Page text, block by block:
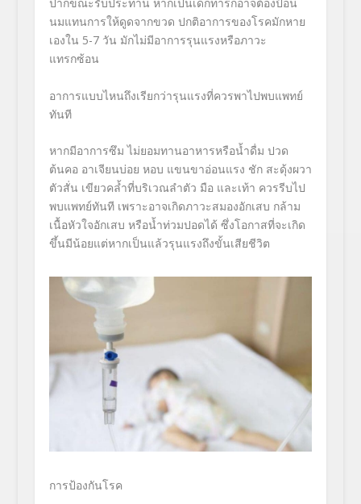
นมแทนการให้ดูดจากขวด ปกติอาการของโรคมักหาย
เองใน 5-7 วัน มักไม่มีอาการรุนแรงหรือภาวะ
แทรกซ้อน
อาการแบบไหนถึงเรียกว่ารุนแรงที่ควรพาไปพบแพทย์
ทันที
หากมีอาการซึม ไม่ยอมทานอาหารหรือนํ้าดื่ม ปวด
ต้นคอ อาเจียนบ่อย หอบ แขนขาอ่อนแรง ชัก สะดุ้งผวา
ตัวสั่น เขียวคล้ำที่บริเวณลำตัว มือ และเท้า ควรรีบไป
พบแพทย์ทันที เพราะอาจเกิดภาวะสมองอักเสบ กล้าม
เนื้อหัวใจอักเสบ หรือนํ้าท่วมปอดได้ ซึ่งโอกาสที่จะเกิด
ขึ้นมีน้อยแต่หากเป็นแล้วรุนแรงถึงขั้นเสียชีวิต
การป้องกันโรค